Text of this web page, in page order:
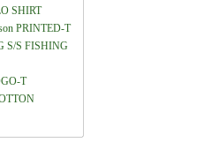
SHIRT
PRINTED-T
S/S FISHING
T